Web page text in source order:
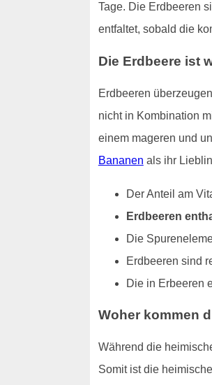
Tage. Die Erdbeeren
entfaltet, sobald die
Die Erdbeere ist
Erdbeeren
nicht in Kombination
einem mageren und
Bananen als ihr
Der Anteil am
Erdbeeren
Die
Erdbeeren sind
Die in Erbeeren
Woher kommen
Während die
Somit ist die